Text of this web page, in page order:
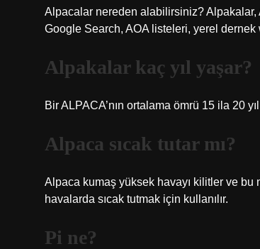
Alpacalar nereden alabilirsiniz? Alpakalar,
Google Search, AOA listeleri, yerel dernek
Alpakalar kaç yıl yaşar?
Bir ALPACA’nın ortalama ömrü 15 ila 20
Alpaca sıcak tutar mı?
Alpaca kumaş yüksek havayı kilitler ve bu
havalarda sıcak tutmak için kullanılır.
Pi ne?